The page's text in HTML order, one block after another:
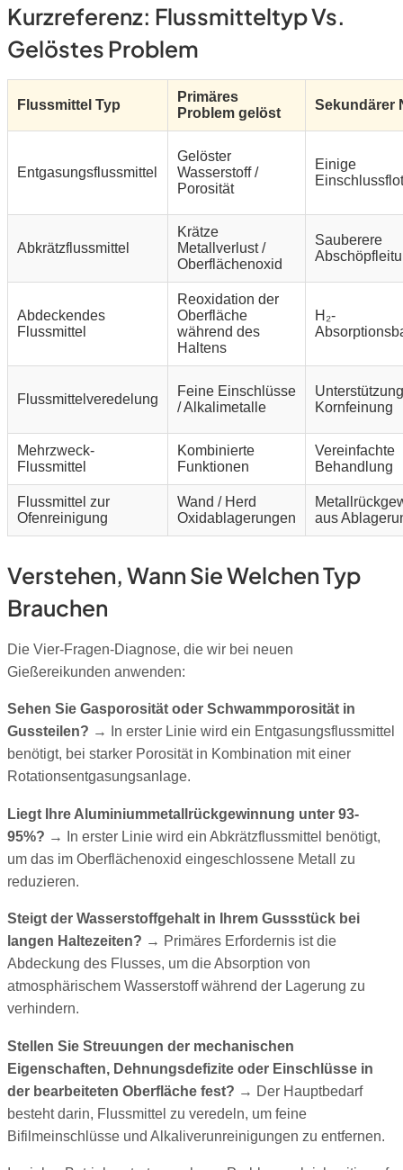
Kurzreferenz: Flussmitteltyp Vs.
Gelöstes Problem
Flussmittel Typ
Primäres
Problem gelöst
Sekundärer
Entgasungsflussmittel
Gelöster
Wasserstoff /
Porosität
Einige
Abkrätzflussmittel
Krätze
Metallverlust /
Oberflächenoxid
Sauberere
Abdeckendes
Flussmittel
Reoxidation der
Oberfläche
während des
Haltens
H₂-
Flussmittelveredelung
Feine Einschlüsse
/ Alkalimetalle
Kornfeinung
Mehrzweck-
Flussmittel
Kombinierte
Funktionen
Vereinfachte
Behandlung
Flussmittel zur
Ofenreinigung
Wand / Herd
Oxidablagerungen
aus
Verstehen, Wann Sie Welchen Typ
Brauchen
Die Vier-Fragen-Diagnose, die wir bei neuen
Gießereikunden anwenden:
Sehen Sie Gasporosität oder Schwammporosität in
Gussteilen? → In erster Linie wird ein Entgasungsflussmittel
benötigt, bei starker Porosität in Kombination mit einer
Rotationsentgasungsanlage.
Liegt Ihre Aluminiummetallrückgewinnung unter 93-
95%? → In erster Linie wird ein Abkrätzflussmittel benötigt,
um das im Oberflächenoxid eingeschlossene Metall zu
reduzieren.
Steigt der Wasserstoffgehalt in Ihrem Gussstück bei
langen Haltezeiten? → Primäres Erfordernis ist die
Abdeckung des Flusses, um die Absorption von
atmosphärischem Wasserstoff während der Lagerung zu
verhindern.
Stellen Sie Streuungen der mechanischen
Eigenschaften, Dehnungsdefizite oder Einschlüsse in
der bearbeiteten Oberfläche fest? → Der Hauptbedarf
besteht darin, Flussmittel zu veredeln, um feine
Bifilmeinschlüsse und Alkaliverunreinigungen zu entfernen.